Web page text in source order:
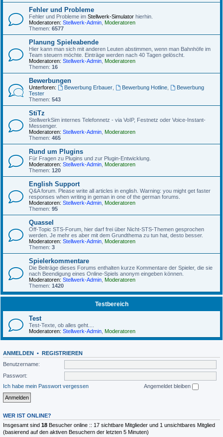
Fehler und Probleme
Fehler und Probleme im Stellwerk-Simulator hierhin.
Moderatoren: Stellwerk-Admin Moderatoren
Themen: 6577
Planung Spieleabende
Hier kann man sich mit anderen Leuten abstimmen, wenn man Bahnhöfe im
Team steuern möchte. Einträge werden nach 40 Tagen gelöscht.
Moderatoren: Stellwerk-Admin Moderatoren
Themen: 16
Bewerbungen
Unterforen: Bewerbung Erbauer, Bewerbung Hotline,
Bewerbung
Tester
Themen: 543
StiTz
StellwerkSim internes Telefonnetz - via VoIP, Festnetz oder Voice-Instant-
Messenger.
Moderatoren: Stellwerk-Admin Moderatoren
Themen: 465
Rund um Plugins
Für Fragen zu Plugins und zur Plugin-Entwicklung.
Moderatoren: Stellwerk-Admin Moderatoren
Themen: 120
English Support
Q&A forum. Please write all articles in english. Warning: you might get faster
responses when writing in geman in one of the german forums.
Moderatoren: Stellwerk-Admin Moderatoren
Themen: 95
Quassel
Off-Topic STS-Forum, hier darf frei über Nicht-STS-Themen gesprochen
werden. Je mehr es aber mit dem Grundthema zu tun hat, desto besser.
Moderatoren: Stellwerk-Admin Moderatoren
Themen: 3
Spielerkommentare
Die Beiträge dieses Forums enthalten kurze Kommentare der Spieler, die sie
nach Beendigung eines Online-Spiels anonym eingeben können.
Moderatoren: Stellwerk-Admin Moderatoren
Themen: 1420
Testbereich
Test
Test-Texte, ob alles geht....
Moderatoren: Stellwerk-Admin Moderatoren
ANMELDEN • REGISTRIEREN
Benutzername:
Passwort:
Ich habe mein Passwort vergessen
Angemeldet bleiben
WER IST ONLINE?
Insgesamt sind 18 Besucher online :: 17 sichtbare Mitglieder und 1 unsichtbares Mitglied
(basierend auf den aktiven Besuchern der letzten 5 Minuten)